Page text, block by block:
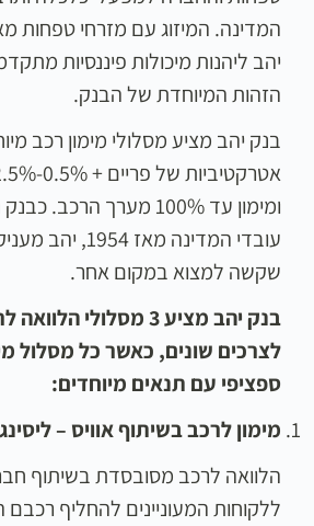
המדינה. המיזוג עם מזרחי טפחות
יהב ליהנות מיכולות פיננסיות
הזהות המיוחדת של הבנק.
בנק יהב מציע מסלולי מימון רכב
ומימון עד 100% מערך
עובדי המדינה מאז
שקשה למצוא במקום אחר.
בנק יהב מציע 3 מסלולי
לצרכים שונים, כאשר כל מסלול
ספציפי עם תנאים מיוחדים:
מימון לרכב בשיתוף אוויס –
הלוואה לרכב מסובסדת בשיתוף
ללקוחות המעוניינים להחליף רכבם